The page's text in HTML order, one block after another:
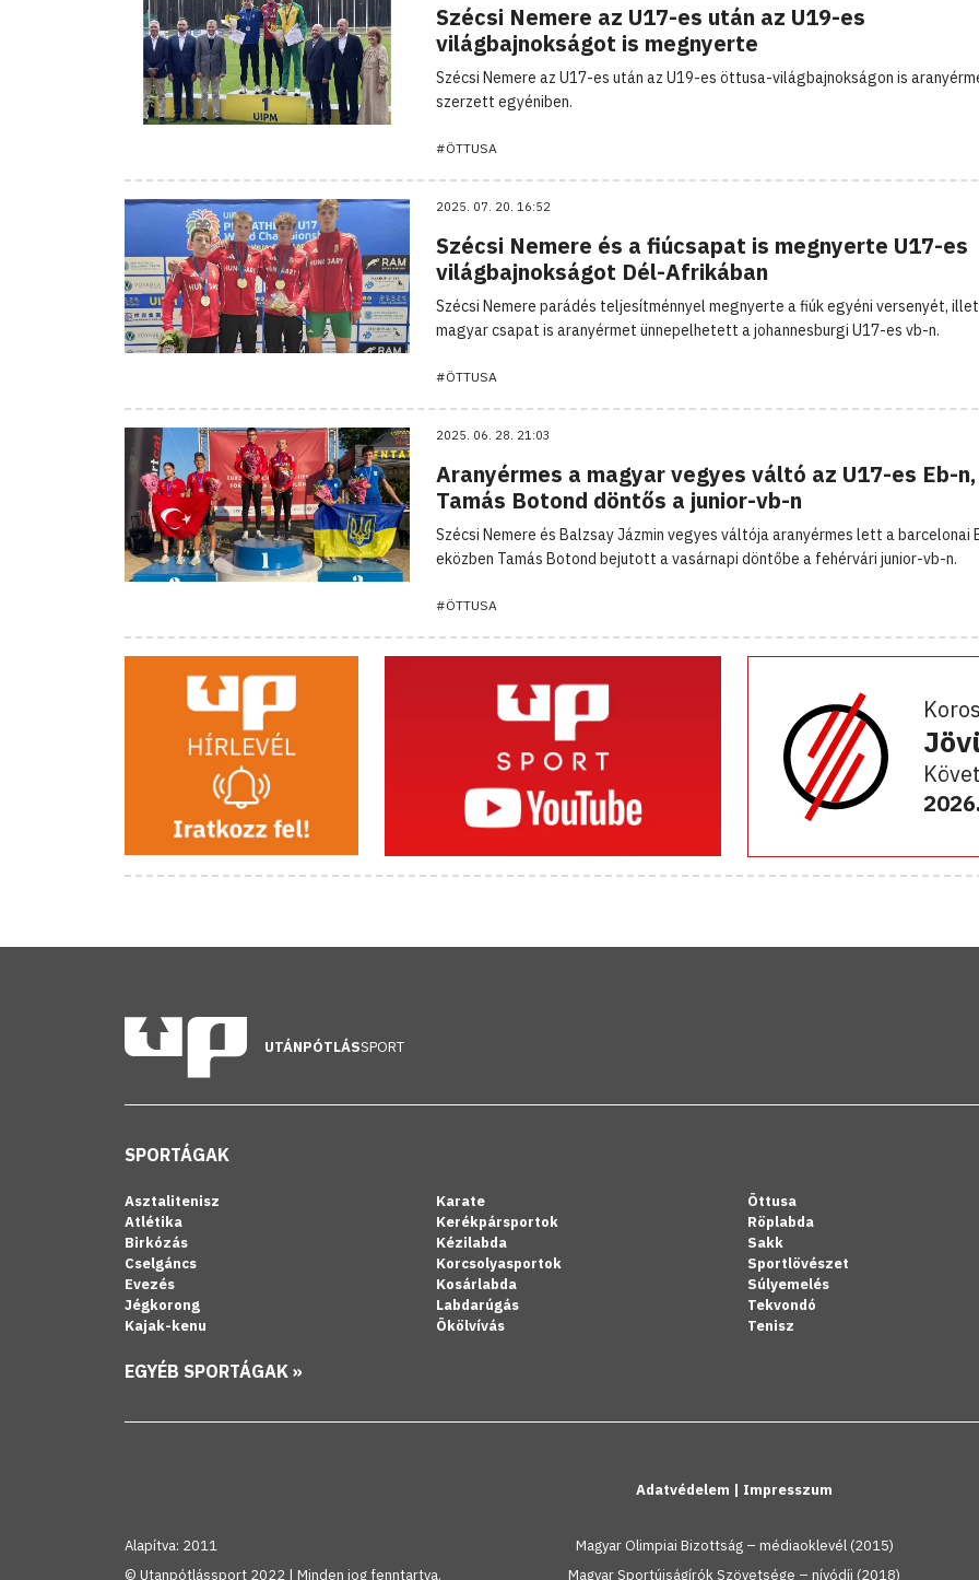
Szécsi Nemere az U17-es után az U19-es
világbajnokságot is megnyerte
Szécsi Nemere az U17-es után az U19-es öttusa-világbajnokságon is
szerzett egyéniben.
#ÖTTUSA
2025. 07. 20. 16:52
Szécsi Nemere és a fiúcsapat is megnyerte U17-es
világbajnokságot Dél-Afrikában
Szécsi Nemere parádés teljesítménnyel megnyerte a fiúk egyéni versenyét,
magyar csapat is aranyérmet ünnepelhetett a johannesburgi U17-es vb-n.
#ÖTTUSA
2025. 06. 28. 21:03
Aranyérmes a magyar vegyes váltó az U17-es Eb-n,
Tamás Botond döntős a junior-vb-n
Szécsi Nemere és Balzsay Jázmin vegyes váltója aranyérmes lett a barcelonai
eközben Tamás Botond bejutott a vasárnapi döntőbe a fehérvári junior-vb-n.
#ÖTTUSA
UTÁNPÓTLÁSSPORT
SPORTÁGAK
Asztalitenisz
Atlétika
Birkózás
Cselgáncs
Evezés
Jégkorong
Kajak-kenu
Karate
Kerékpársportok
Kézilabda
Korcsolyasportok
Kosárlabda
Labdarúgás
Ökölvívás
Öttusa
Röplabda
Sakk
Sportlövészet
Súlyemelés
Tekvondó
Tenisz
EGYÉB SPORTÁGAK »
Adatvédelem | Impresszum
Alapítva: 2011
© Utanpótlássport 2022 | Minden jog fenntartva.
Magyar Olimpiai Bizottság – médiaoklevél (2015)
Magyar Sportújságírók Szövetsége – nívódíj (2018)